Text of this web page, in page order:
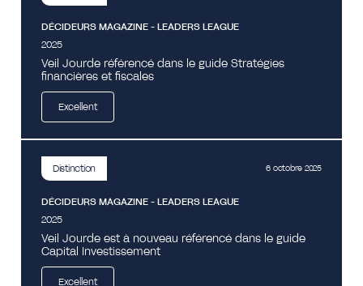
DÉCIDEURS MAGAZINE - LEADERS LEAGUE
2025
Veil Jourde référencé dans le guide Stratégies
financières et fiscales
Excellent
Distinction 6 octobre 2025
DÉCIDEURS MAGAZINE - LEADERS LEAGUE
2025
Veil Jourde est à nouveau référencé dans le guide
Capital Investissement
Excellent